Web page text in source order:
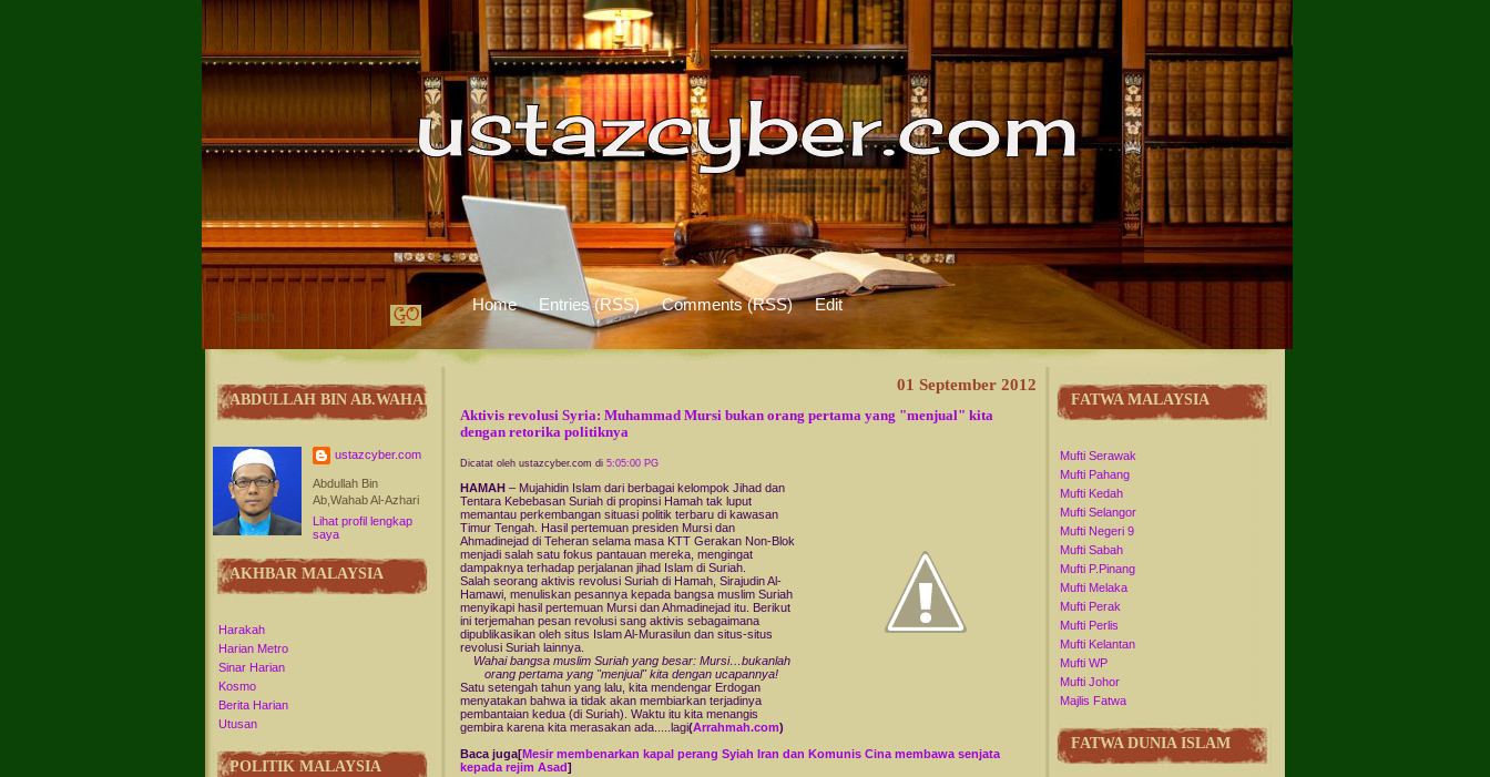
Home Entries (RSS) Comments (RSS) Edit
ABDULLAH BIN AB.WAHAB
ustazcyber.com
Abdullah Bin
Ab,Wahab Al-Azhari
Lihat profil lengkap
saya
AKHBAR MALAYSIA
Harakah
Harian Metro
Sinar Harian
Kosmo
Berita Harian
Utusan
POLITIK MALAYSIA
01 September 2012
Aktivis revolusi Syria: Muhammad Mursi bukan orang pertama yang "menjual" kita
dengan retorika politiknya
Dicatat oleh ustazcyber.com di 5:05:00 PG
HAMAH – Mujahidin Islam dari berbagai kelompok Jihad dan
Tentara Kebebasan Suriah di propinsi Hamah tak luput
memantau perkembangan situasi politik terbaru di kawasan
Timur Tengah. Hasil pertemuan presiden Mursi dan
Ahmadinejad di Teheran selama masa KTT Gerakan Non-Blok
menjadi salah satu fokus pantauan mereka, mengingat
dampaknya terhadap perjalanan jihad Islam di Suriah.
Salah seorang aktivis revolusi Suriah di Hamah, Sirajudin Al-
Hamawi, menuliskan pesannya kepada bangsa muslim Suriah
menyikapi hasil pertemuan Mursi dan Ahmadinejad itu. Berikut
ini terjemahan pesan revolusi sang aktivis sebagaimana
dipublikasikan oleh situs Islam Al-Murasilun dan situs-situs
revolusi Suriah lainnya.
Wahai bangsa muslim Suriah yang besar: Mursi…bukanlah
orang pertama yang "menjual" kita dengan ucapannya!
Satu setengah tahun yang lalu, kita mendengar Erdogan
menyatakan bahwa ia tidak akan membiarkan terjadinya
pembantaian kedua (di Suriah). Waktu itu kita menangis
gembira karena kita merasakan ada.....lagi(Arrahmah.com)
Baca juga[Mesir membenarkan kapal perang Syiah Iran dan Komunis Cina membawa senjata
kepada rejim Asad]
FATWA MALAYSIA
Mufti Serawak
Mufti Pahang
Mufti Kedah
Mufti Selangor
Mufti Negeri 9
Mufti Sabah
Mufti P.Pinang
Mufti Melaka
Mufti Perak
Mufti Perlis
Mufti Kelantan
Mufti WP
Mufti Johor
Majlis Fatwa
FATWA DUNIA ISLAM